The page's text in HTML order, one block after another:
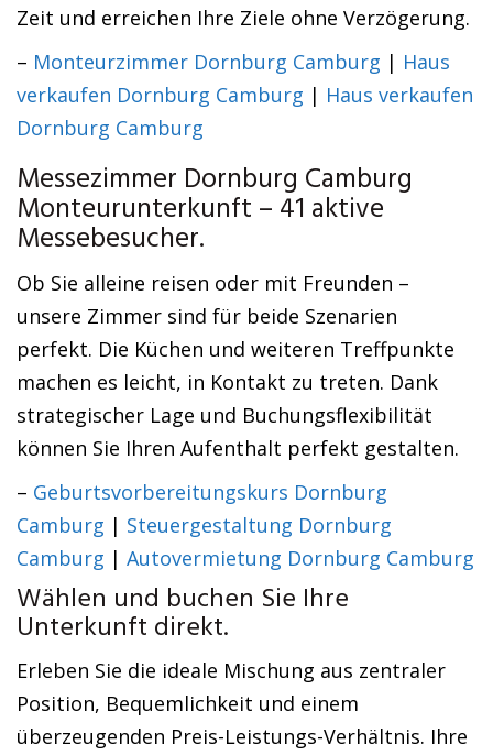
Zeit und erreichen Ihre Ziele ohne Verzögerung.
– Monteurzimmer Dornburg Camburg | Haus
verkaufen Dornburg Camburg | Haus verkaufen
Dornburg Camburg
Messezimmer Dornburg Camburg
Monteurunterkunft – 41 aktive
Messebesucher.
Ob Sie alleine reisen oder mit Freunden –
unsere Zimmer sind für beide Szenarien
perfekt. Die Küchen und weiteren Treffpunkte
machen es leicht, in Kontakt zu treten. Dank
strategischer Lage und Buchungsflexibilität
können Sie Ihren Aufenthalt perfekt gestalten.
– Geburtsvorbereitungskurs Dornburg
Camburg | Steuergestaltung Dornburg
Camburg | Autovermietung Dornburg Camburg
Wählen und buchen Sie Ihre
Unterkunft direkt.
Erleben Sie die ideale Mischung aus zentraler
Position, Bequemlichkeit und einem
überzeugenden Preis-Leistungs-Verhältnis. Ihre